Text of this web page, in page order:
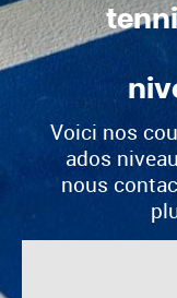
Voici nos
ados
nous